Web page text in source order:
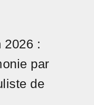
2026 :
par
de